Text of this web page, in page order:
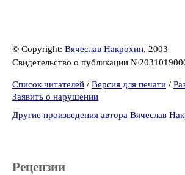
© Copyright: Вячеслав Накрохин, 2003
Свидетельство о публикации
Список читателей / Версия для печати /
Заявить о нарушении
Другие произведения автора Вячеслав
Рецензии